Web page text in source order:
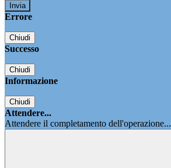
Errore
Chiudi
Successo
Chiudi
Informazione
Chiudi
Attendere...
Attendere il completamento dell'operazione...